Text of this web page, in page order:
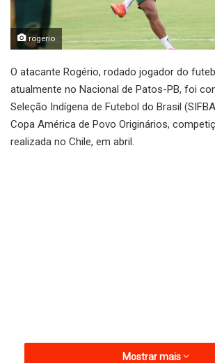
rogerio
O atacante Rogério, rodado jogador do
atualmente no Nacional de Patos-PB, foi
Seleção Indígena de Futebol do Brasil
Copa América de Povo Originários,
realizada no Chile, em abril.
Mostrar mais